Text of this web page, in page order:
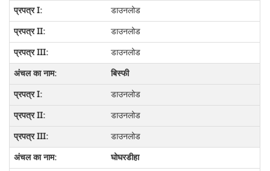
डाउनलोड
डाउनलोड
डाउनलोड
बिस्फी
डाउनलोड
डाउनलोड
डाउनलोड
घोघरडीहा